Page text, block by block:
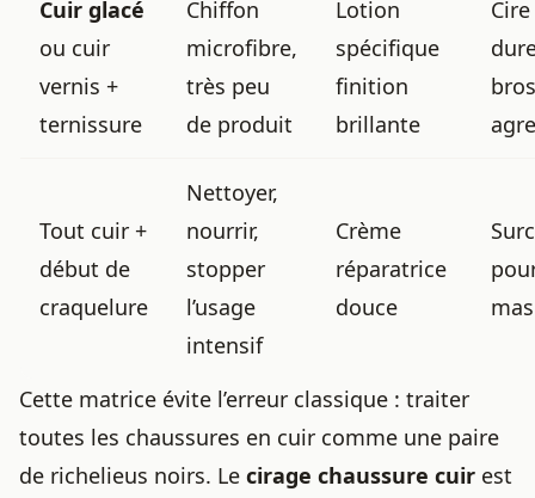
Cuir glacé
ou cuir
vernis +
ternissure
Chiffon
microfibre,
très peu
de produit
Lotion
spécifique
finition
brillante
Cire
Tout cuir +
début de
craquelure
Nettoyer,
nourrir,
stopper
l’usage
intensif
Crème
réparatrice
douce
Cette matrice évite l’erreur classique : traiter
toutes les chaussures en cuir comme une paire
de richelieus noirs. Le cirage chaussure cuir est